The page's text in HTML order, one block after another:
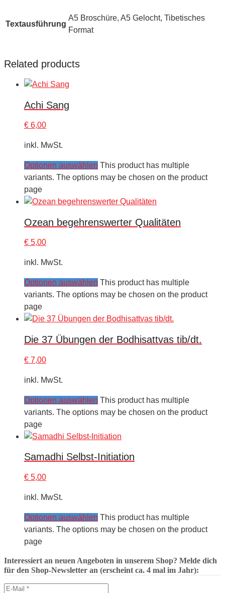
Textausführung
A5 Broschüre, A5 Gelocht, Tibetisches
Format
Related products
Achi Sang
€ 6,00
inkl. MwSt.
Optionen auswählen This product has multiple
variants. The options may be chosen on the product
page
Ozean begehrenswerter Qualitäten
€ 5,00
inkl. MwSt.
Optionen auswählen This product has multiple
variants. The options may be chosen on the product
page
Die 37 Übungen der Bodhisattvas tib/dt.
€ 7,00
inkl. MwSt.
Optionen auswählen This product has multiple
variants. The options may be chosen on the product
page
Samadhi Selbst-Initiation
€ 5,00
inkl. MwSt.
Optionen auswählen This product has multiple
variants. The options may be chosen on the product
page
Interessiert an neuen Angeboten in unserem Shop? Melde dich
für den Shop-Newsletter an (erscheint ca. 4 mal im Jahr):